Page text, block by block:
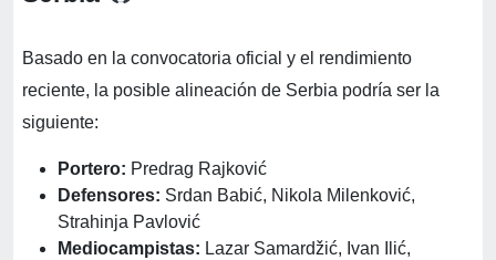
Basado en la convocatoria oficial y el rendimiento
reciente, la posible alineación de Serbia podría ser la
siguiente:
Portero: Predrag Rajković
Defensores: Srdan Babić, Nikola Milenković,
Strahinja Pavlović
Mediocampistas: Lazar Samardžić, Ivan Ilić,